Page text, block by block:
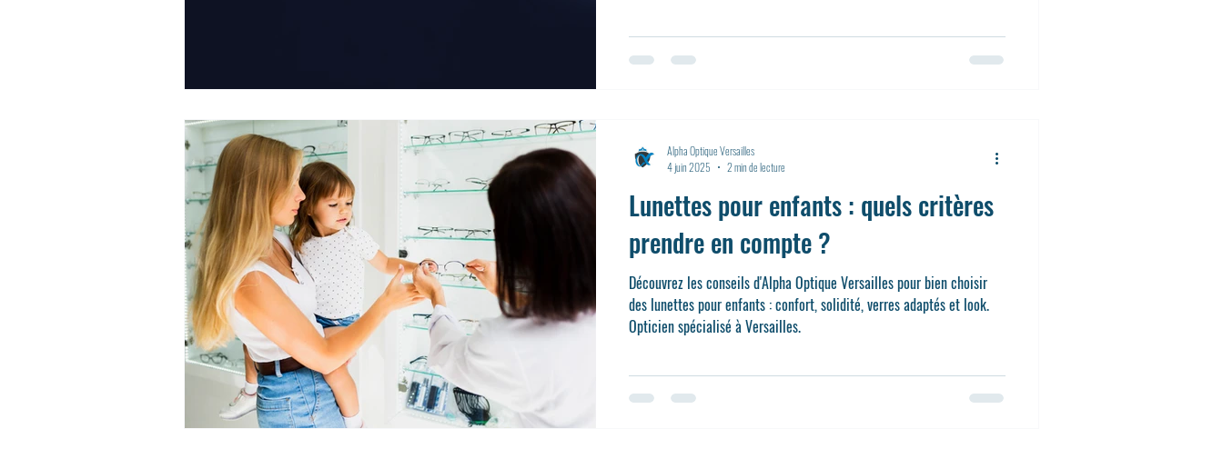
opticien indépendant de renom à Versailles (55 rue de Montreuil),
sera présent pour découvrir les dernières tendances en lunetterie,
Lunettes pour enfants : quels critères
prendre en compte ?
Découvrez les conseils d'Alpha Optique Versailles pour bien choisir
des lunettes pour enfants : confort, solidité, verres adaptés et look.
Opticien spécialisé à Versailles.
Alpha Optique Versailles
4 juin 2025
2 min de lecture